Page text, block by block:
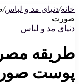
خانه/دنیای مد و لباس/
صورت
دنیای مد و لباس
طریقه
پوست